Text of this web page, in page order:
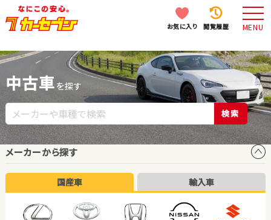
お気に入り 閲覧履歴 MENU
中古車 を探す
検索
メーカーから探す
国産車 輸入車